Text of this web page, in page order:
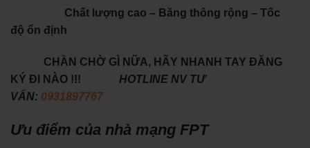
Chất lượng cao – Băng thông rộng – Tốc
độ ổn định
CHẦN CHỜ GÌ NỮA, HÃY NHANH TAY ĐĂNG
KÝ ĐI NÀO !!!
HOTLINE NV TƯ
VẤN: 0931897767
Ưu điểm của nhà mạng FPT